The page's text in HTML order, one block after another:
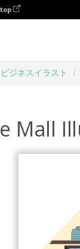
ビジネスイラスト
Mall